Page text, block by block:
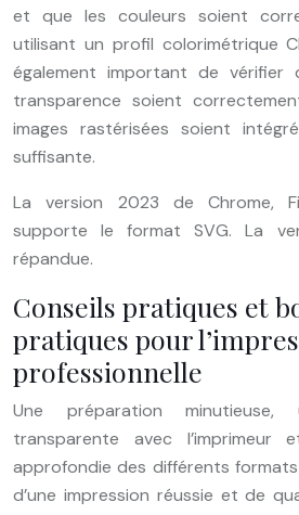
et que les couleurs soient
utilisant un profil colorimétrique
également important de vérifier
transparence soient
images rastérisées soient
suffisante.
La version 2023 de Chrome,
supporte le format SVG. La
répandue.
Conseils pratiques et
pratiques pour
professionnelle
Une préparation minutieuse,
transparente avec l’imprimeur
approfondie des différents formats
d’une impression réussie et de